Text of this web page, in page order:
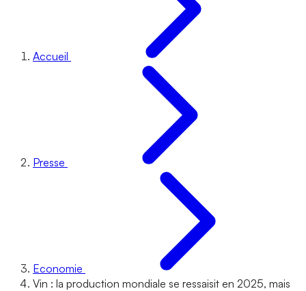
Accueil
Presse
Economie
Vin : la production mondiale se ressaisit en 2025, mais